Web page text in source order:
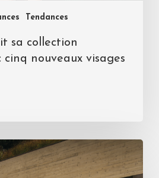
Tendances
sa collection
cinq nouveaux visages